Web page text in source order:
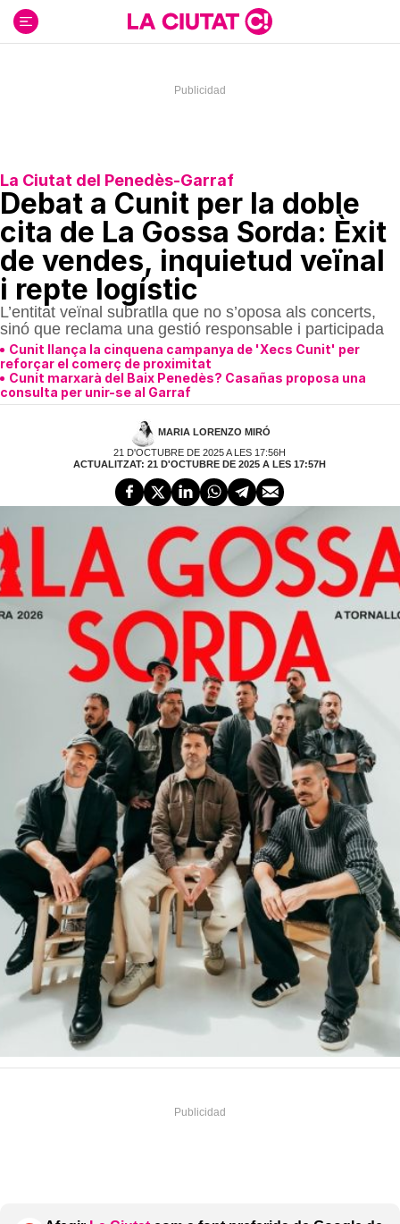
contenido
La Ciutat del Penedès-Garraf
Debat a Cunit per la doble
cita de La Gossa Sorda: Èxit
de vendes, inquietud veïnal
i repte logístic
L’entitat veïnal subratlla que no s’oposa als concerts,
sinó que reclama una gestió responsable i participada
Cunit llança la cinquena campanya de 'Xecs Cunit' per
reforçar el comerç de proximitat
Cunit marxarà del Baix Penedès? Casañas proposa una
consulta per unir-se al Garraf
MARIA LORENZO MIRÓ
21 D'OCTUBRE DE 2025 A LES 17:56H
ACTUALITZAT: 21 D'OCTUBRE DE 2025 A LES 17:57H